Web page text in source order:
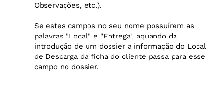
Observações, etc.).
Se estes campos no seu nome possuírem as
palavras "Local" e "Entrega", aquando da
introdução de um dossier a informação do Local
de Descarga da ficha do cliente passa para esse
campo no dossier.